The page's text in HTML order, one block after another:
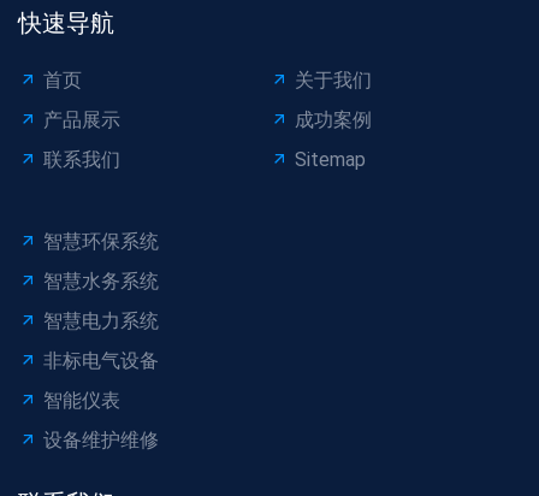
快速导航
首页
关于我们
产品展示
成功案例
联系我们
Sitemap
智慧环保系统
智慧水务系统
智慧电力系统
非标电气设备
智能仪表
设备维护维修